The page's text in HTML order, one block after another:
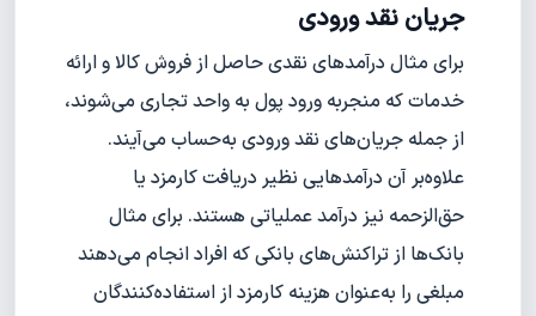
جریان نقد ورودی
برای مثال درآمد‌های نقدی حاصل از فروش کالا و ارائه
خدمات که منجر‌به ورود پول به واحد تجاری می‌شوند،
از جمله جریان‌های نقد ورودی به‌حساب می‌آیند.
علاوه‌بر آن درآمدهایی نظیر دریافت کارمزد یا
حق‌الزحمه نیز درآمد عملیاتی هستند. برای مثال
بانک‌ها از تراکنش‌های بانکی که افراد انجام می‌دهند
مبلغی را به‌عنوان هزینه کارمزد از استفاده‌کنندگان